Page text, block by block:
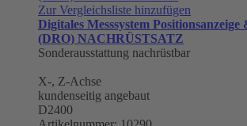
Zur Vergleichsliste hinzufügen
Digitales Messsystem Positionsanzeige
(DRO) NACHRÜSTSATZ
Sonderausstattung nachrüstbar
X-, Z-Achse
kundenseitig angebaut
D2400